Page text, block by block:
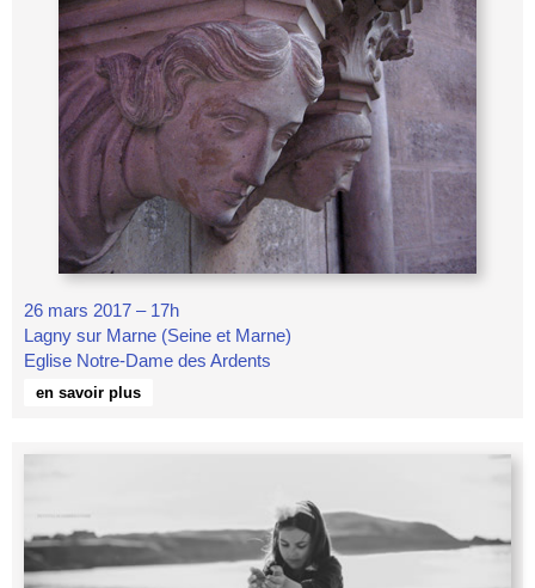
26 mars 2017 – 17h
Lagny sur Marne (Seine et Marne)
Eglise Notre-Dame des Ardents
en savoir plus